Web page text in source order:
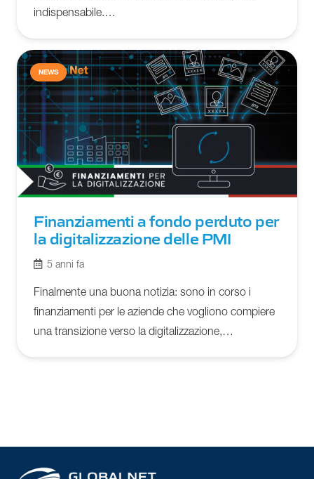
indispensabile.…
NEWS
Finanziamenti a fondo perduto per
la digitalizzazione delle PMI
5 anni fa
Finalmente una buona notizia: sono in corso i
finanziamenti per le aziende che vogliono compiere
una transizione verso la digitalizzazione,…